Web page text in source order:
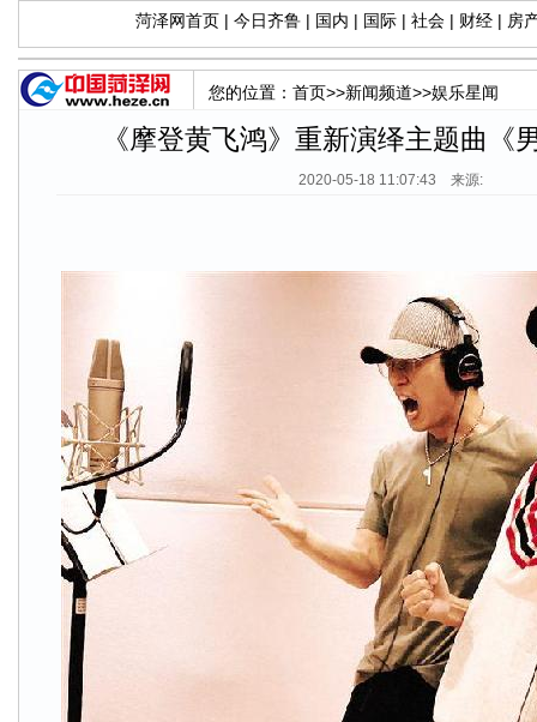
菏泽网首页 | 今日齐鲁 | 国内 | 国际 | 社会 | 财经 | 房
您的位置： 首页>>新闻频道>>娱乐星闻
《摩登黄飞鸿》重新演绎主题曲《
2020-05-18 11:07:43 来源: